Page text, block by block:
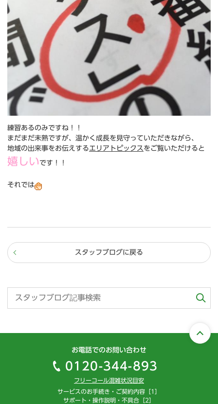
練習あるのみですね！！
まだまだ未熟ですが、温かく成長を見守っていただきながら、
地域の出来事をお伝えするエリアトピックスをご覧いただけると
嬉しい です！！
それでは
スタッフブログに戻る
お電話でのお問い合わせ
0120-344-893
フリーコール混雑状況目安
サービスのお手続き・ご契約内容［1］
サポート・操作説明・不具合［2］